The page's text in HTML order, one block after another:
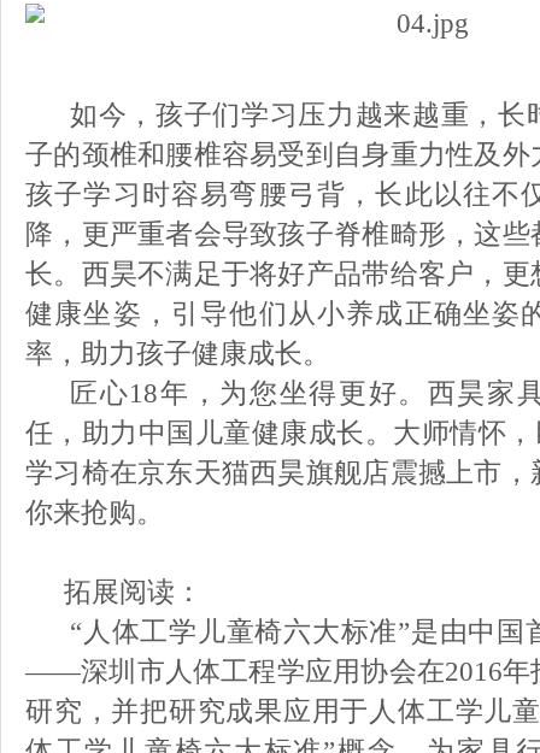
如今 ，孩子们学习压力越来越重，长
子的颈椎和腰椎容易受到 自身重力性及外
孩子学习时容易弯腰弓背，长此以往不
降 ， 更严重者会导致孩子脊椎畸形，这些
长。 西昊不满足于将好产品带给客户，
健康坐姿， 引导他们从小养成正确坐姿
率， 助力孩子健康成长。
匠心18年， 为您坐得更好。 西昊家
任，助力中国儿童健康成长。大师情怀
学习椅在京东天猫西昊旗舰店震撼上市
你来抢购。
拓展阅读：
“人体工学儿童椅六大标准”是由中国
——深圳市人体工程学应用协会在2016年
研究，并把研究成果应用于人体工学儿